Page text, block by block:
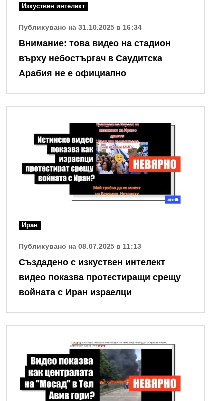
Изкуствен интелект
Публикувано на 31.10.2025 в 16:34
Внимание: това видео на стадион
върху небостъргач в Саудитска
Арабия не е официално
Иран
Публикувано на 08.07.2025 в 11:13
Създадено с изкуствен интелект
видео показва протестиращи срещу
войната с Иран израелци